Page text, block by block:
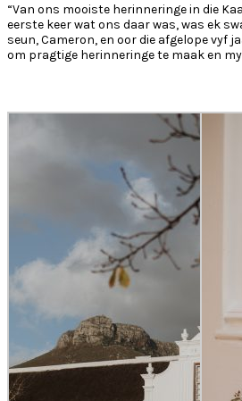
“Van ons mooiste herinneringe in die
eerste keer wat ons daar was, was ek
seun, Cameron, en oor die afgelope vyf
om pragtige herinneringe te maak en